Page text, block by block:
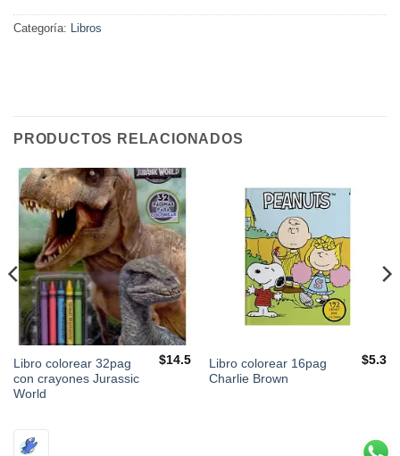
Categoría: Libros
PRODUCTOS RELACIONADOS
Libro colorear 32pag
con crayones Jurassic
World
$14.5
Libro colorear 16pag
Charlie Brown
$5.3